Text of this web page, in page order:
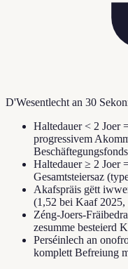
D'Wesentlecht an 30
Haltedauer < 2 Joer
progressivem
Haltedauer ≥ 2 Joer
Gesamtsteiersaz
Akafspräis gëtt
(1,52 bei Kaaf 2025,
Zéng-Joers-
zesumme besteierd
Perséinlech an
komplett Befreiung